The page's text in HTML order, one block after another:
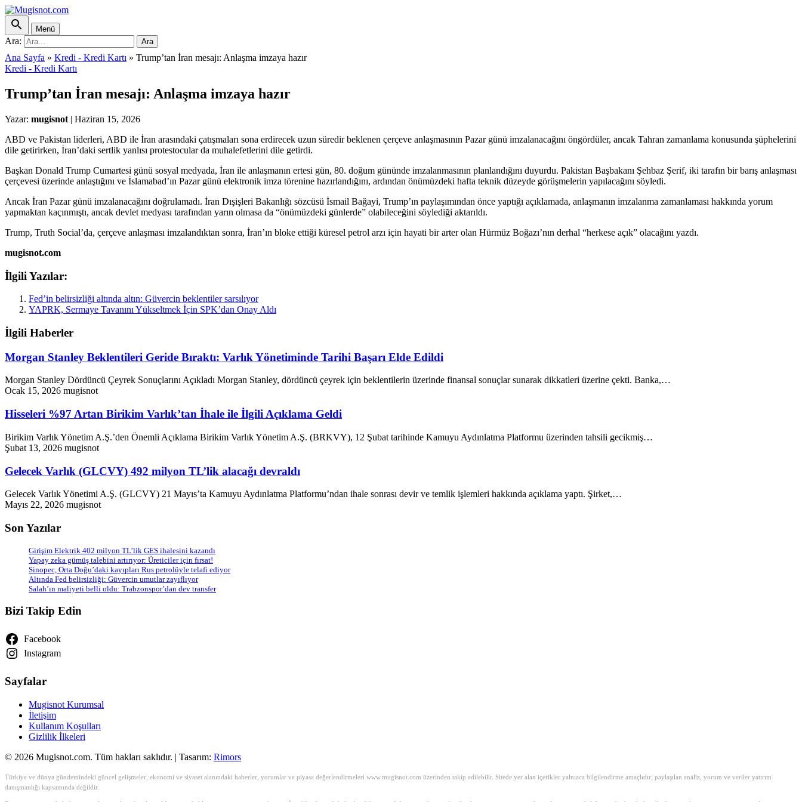
Menü
Ara: Ara
Ana Sayfa » Kredi - Kredi Kartı » Trump’tan İran mesajı: Anlaşma imzaya hazır
Kredi - Kredi Kartı
Trump’tan İran mesajı: Anlaşma imzaya hazır
Yazar: mugisnot | Haziran 15, 2026
ABD ve Pakistan liderleri, ABD ile İran arasındaki çatışmaları sona erdirecek uzun süredir beklenen çerçeve anlaşmasının Pazar günü imzalanacağını öngördüler, ancak Tahran zamanlama konusunda şüphelerini
dile getirirken, İran’daki sertlik yanlısı protestocular da muhalefetlerini dile getirdi.
Başkan Donald Trump Cumartesi günü sosyal medyada, İran ile anlaşmanın ertesi gün, 80. doğum gününde imzalanmasının planlandığını duyurdu. Pakistan Başbakanı Şehbaz Şerif, iki tarafın bir barış anlaşması
çerçevesi üzerinde anlaştığını ve İslamabad’ın Pazar günü elektronik imza törenine hazırlandığını, ardından önümüzdeki hafta teknik düzeyde görüşmelerin yapılacağını söyledi.
Ancak İran Pazar günü imzalanacağını doğrulamadı. İran Dışişleri Bakanlığı sözcüsü İsmail Bağayi, Trump’ın paylaşımından önce yaptığı açıklamada, anlaşmanın imzalanma zamanlaması hakkında yorum
yapmaktan kaçınmıştı, ancak devlet medyası tarafından yarın olmasa da “önümüzdeki günlerde” olabileceğini söylediği aktarıldı.
Trump, Truth Social’da, çerçeve anlaşması imzalandıktan sonra, İran’ın bloke ettiği küresel petrol arzı için hayati bir arter olan Hürmüz Boğazı’nın derhal “herkese açık” olacağını yazdı.
mugisnot.com
İlgili Yazılar:
Fed’in belirsizliği altında altın: Güvercin beklentiler sarsılıyor
YAPRK, Sermaye Tavanını Yükseltmek İçin SPK’dan Onay Aldı
İlgili Haberler
Morgan Stanley Beklentileri Geride Bıraktı: Varlık Yönetiminde Tarihi Başarı Elde Edildi
Morgan Stanley Dördüncü Çeyrek Sonuçlarını Açıkladı Morgan Stanley, dördüncü çeyrek için beklentilerin üzerinde finansal sonuçlar sunarak dikkatleri üzerine çekti. Banka,…
Ocak 15, 2026 mugisnot
Hisseleri %97 Artan Birikim Varlık’tan İhale ile İlgili Açıklama Geldi
Birikim Varlık Yönetim A.Ş.’den Önemli Açıklama Birikim Varlık Yönetim A.Ş. (BRKVY), 12 Şubat tarihinde Kamuyu Aydınlatma Platformu üzerinden tahsili gecikmiş…
Şubat 13, 2026 mugisnot
Gelecek Varlık (GLCVY) 492 milyon TL’lik alacağı devraldı
Gelecek Varlık Yönetimi A.Ş. (GLCVY) 21 Mayıs’ta Kamuyu Aydınlatma Platformu’ndan ihale sonrası devir ve temlik işlemleri hakkında açıklama yaptı. Şirket,…
Mayıs 22, 2026 mugisnot
Son Yazılar
Girişim Elektrik 402 milyon TL’lik GES ihalesini kazandı
Yapay zeka gümüş talebini artırıyor: Üreticiler için fırsat!
Sinopec, Orta Doğu’daki kayıpları Rus petrolüyle telafi ediyor
Altında Fed belirsizliği: Güvercin umutlar zayıflıyor
Salah’ın maliyeti belli oldu: Trabzonspor’dan dev transfer
Bizi Takip Edin
Facebook
Instagram
Sayfalar
Mugisnot Kurumsal
İletişim
Kullanım Koşulları
Gizlilik İlkeleri
© 2026 Mugisnot.com. Tüm hakları saklıdır. | Tasarım: Rimors
Türkiye ve dünya gündemindeki güncel gelişmeler, ekonomi ve siyaset alanındaki haberler, yorumlar ve piyasa değerlendirmeleri www.mugisnot.com üzerinden takip edilebilir. Sitede yer alan içerikler yalnızca bilgilendirme amaçlıdır; paylaşılan analiz, yorum ve veriler yatırım
danışmanlığı kapsamında değildir.